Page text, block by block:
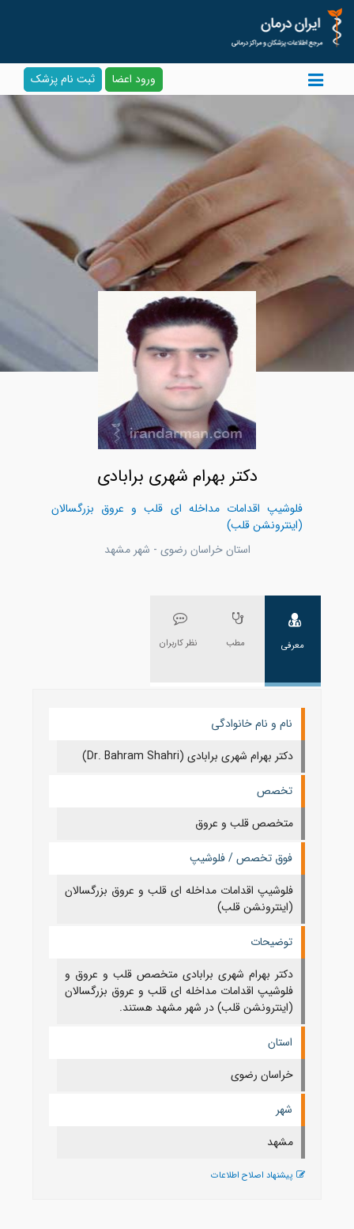
ورود اعضا ثبت نام پزشک
دکتر بهرام شهری برابادی
فلوشیپ اقدامات مداخله ای قلب و عروق بزرگسالان
(اینترونشن قلب)
استان خراسان رضوی - شهر مشهد
معرفی مطب نظر کاربران
نام و نام خانوادگی
دکتر بهرام شهری برابادی (Dr. Bahram Shahri)
تخصص
متخصص قلب و عروق
فوق تخصص / فلوشیپ
فلوشیپ اقدامات مداخله ای قلب و عروق بزرگسالان
(اینترونشن قلب)
توضیحات
دکتر بهرام شهری برابادی متخصص قلب و عروق و
فلوشیپ اقدامات مداخله ای قلب و عروق بزرگسالان
(اینترونشن قلب) در شهر مشهد هستند.
استان
خراسان رضوی
شهر
مشهد
پیشنهاد اصلاح اطلاعات